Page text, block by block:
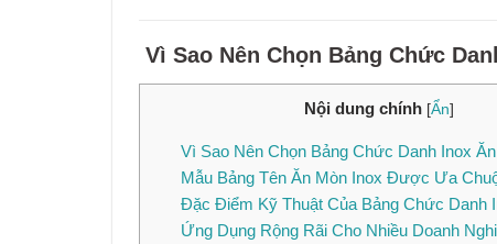
Vì Sao Nên Chọn Bảng Chức
Nội dung chính [Ẩn]
Vì Sao Nên Chọn Bảng Chức Danh Inox
Mẫu Bảng Tên Ăn Mòn Inox Được Ưa
Đặc Điểm Kỹ Thuật Của Bảng Chức Danh
Ứng Dụng Rộng Rãi Cho Nhiều Doanh